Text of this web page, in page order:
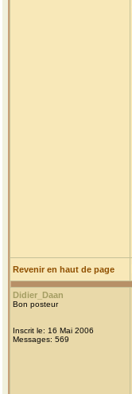
Revenir en haut de page
Didier_Daan
Bon posteur
Inscrit le: 16 Mai 2006
Messages: 569